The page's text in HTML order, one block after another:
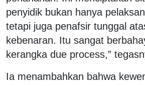
penyidik bukan hanya
tetapi juga penafsir tunggal
kebenaran. Itu sangat
kerangka due process,”
Ia menambahkan bahwa